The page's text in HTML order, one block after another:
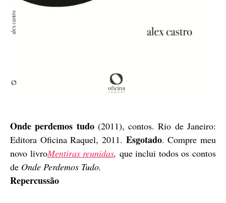
Onde perdemos tudo(2011), contos. Rio de Janeiro:
Editora Oficina Raquel, 2011. Esgotado. Compre meu
novo livroMentiras reunidas, que inclui todos os contos
de Onde Perdemos Tudo.
Repercussão